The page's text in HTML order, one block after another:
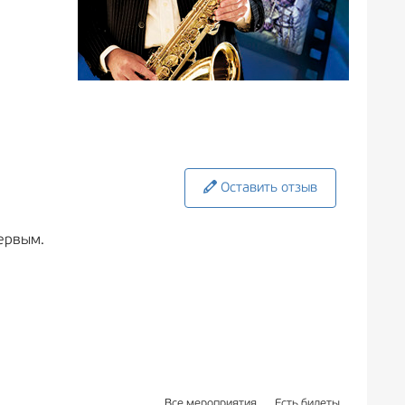
Оставить отзыв